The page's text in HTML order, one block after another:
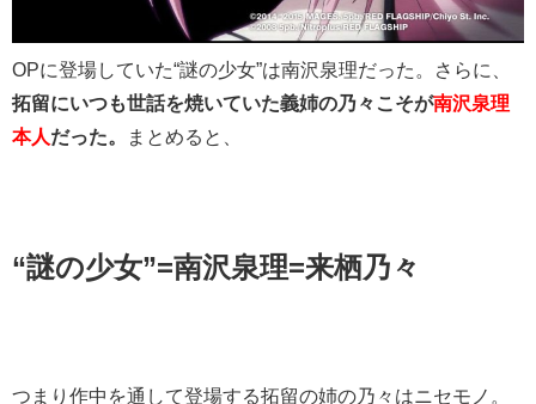
OPに登場していた“謎の少女”は南沢泉理だった。さらに、
拓留にいつも世話を焼いていた義姉の乃々こそが南沢泉理
本人だった。 まとめると、
“謎の少女”=南沢泉理=来栖乃々
つまり作中を通して登場する拓留の姉の乃々はニセモノ。